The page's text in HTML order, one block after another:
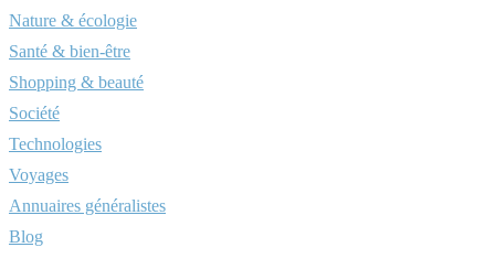
Nature & écologie
Santé & bien-être
Shopping & beauté
Société
Technologies
Voyages
Annuaires généralistes
Blog